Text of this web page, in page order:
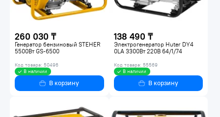
260 030 ₸
Генератор бензиновый STEHER
5500Вт GS-6500
Код товара: 50496
В наличии
В корзину
138 490 ₸
Электрогенератор Huter DY4
0LA 3300Вт 220В 64/1/74
Код товара: 55569
В наличии
В корзину